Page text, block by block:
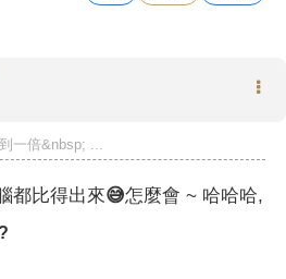
一倍&nbsp; ...
都比得出來😅怎麼會 ~ 哈哈哈,
?